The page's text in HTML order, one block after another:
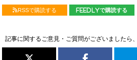
RSSで購読する feedlyで購読する
記事に関するご意見・ご質問がございましたら